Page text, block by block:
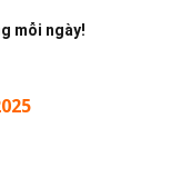
mỗi ngày!